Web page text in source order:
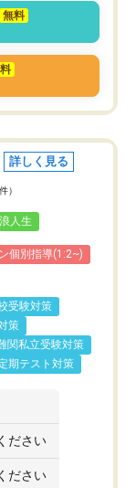
無料
詳しく見る
）
浪人生
個別指導(1:2~)
受験対策
策
関私立受験対策
期テスト対策
ださい
ださい